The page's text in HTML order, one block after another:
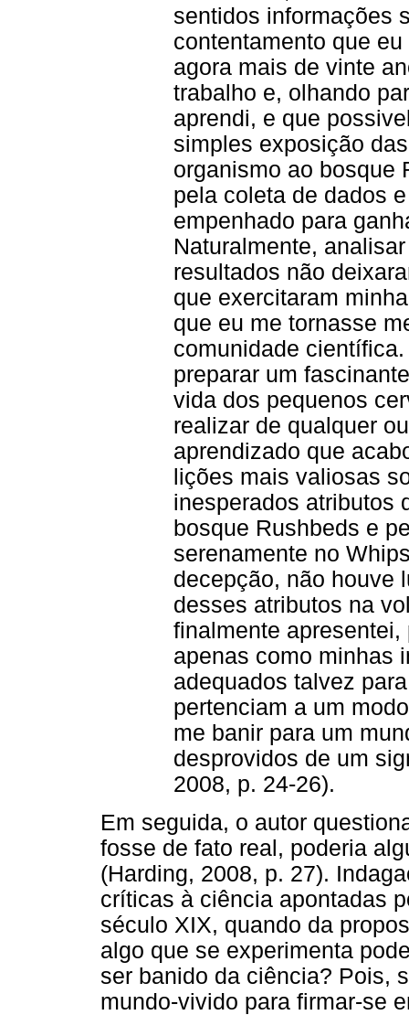
sentidos informações
contentamento que
agora mais de vinte
trabalho e, olhando
aprendi, e que
simples exposição
organismo ao bosque
pela coleta de dados
empenhado para
Naturalmente,
resultados não
que exercitaram
que eu me tornasse
comunidade
preparar um
vida dos pequenos
realizar de qualquer
aprendizado que
lições mais valiosas
inesperados atributos
bosque Rushbeds e
serenamente no
decepção, não houve
desses atributos na
finalmente
apenas como minhas
adequados talvez
pertenciam a um
me banir para um
desprovidos de um
2008, p. 24-26).
Em seguida, o autor
fosse de fato real, poderia
(Harding, 2008, p. 27).
críticas à ciência apontadas
século XIX, quando da
algo que se experimenta
ser banido da ciência? Pois,
mundo-vivido para firmar-se